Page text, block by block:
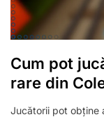
Cum pot
rare din
Jucătorii pot obține